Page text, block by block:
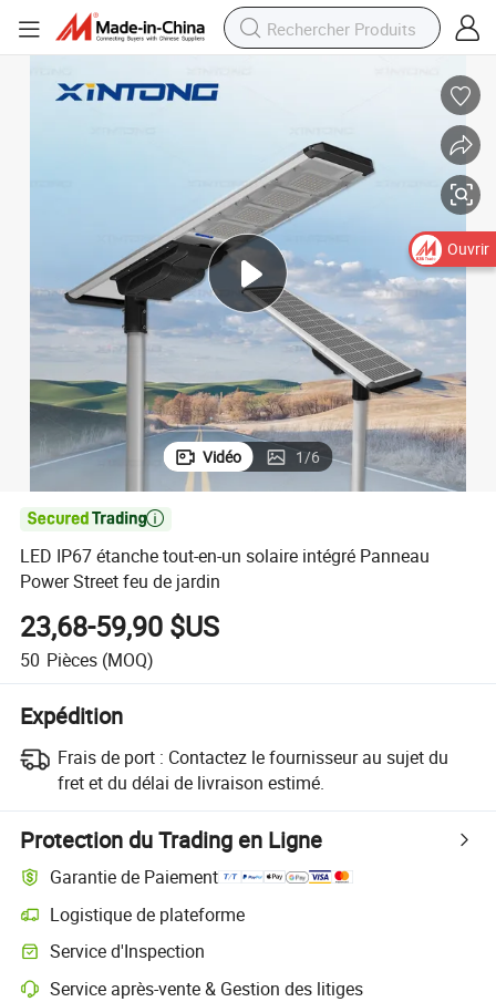
Vidéo 1/6

LED IP67 étanche tout-en-un solaire intégré Panneau
Power Street feu de jardin
23,68-59,90 $US
50 Pièces (MOQ)
Expédition
Frais de port : Contactez le fournisseur au sujet du
fret et du délai de livraison estimé.
Protection du Trading en Ligne
Garantie de Paiement
Logistique de plateforme
Service d'Inspection
Service après-vente & Gestion des litiges
Ouvrir